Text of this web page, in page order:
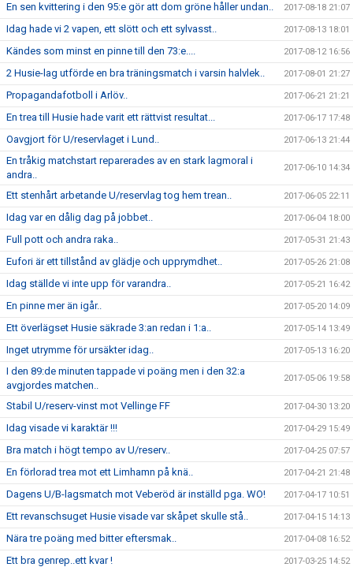
En sen kvittering i den 95:e gör att dom gröne håller undan.. 2017-08-18 21:07
Idag hade vi 2 vapen, ett slött och ett sylvasst.. 2017-08-13 18:01
Kändes som minst en pinne till den 73:e.... 2017-08-12 16:56
2 Husie-lag utförde en bra träningsmatch i varsin halvlek.. 2017-08-01 21:27
Propagandafotboll i Arlöv.. 2017-06-21 21:21
En trea till Husie hade varit ett rättvist resultat... 2017-06-17 17:48
Oavgjort för U/reservlaget i Lund.. 2017-06-13 21:44
En tråkig matchstart reparerades av en stark lagmoral i
andra..
2017-06-10 14:34
Ett stenhårt arbetande U/reservlag tog hem trean.. 2017-06-05 22:11
Idag var en dålig dag på jobbet.. 2017-06-04 18:00
Full pott och andra raka.. 2017-05-31 21:43
Eufori är ett tillstånd av glädje och upprymdhet.. 2017-05-26 21:08
Idag ställde vi inte upp för varandra.. 2017-05-21 16:42
En pinne mer än igår.. 2017-05-20 14:09
Ett överlägset Husie säkrade 3:an redan i 1:a.. 2017-05-14 13:49
Inget utrymme för ursäkter idag.. 2017-05-13 16:20
I den 89:de minuten tappade vi poäng men i den 32:a
avgjordes matchen..
2017-05-06 19:58
Stabil U/reserv-vinst mot Vellinge FF 2017-04-30 13:20
Idag visade vi karaktär !!! 2017-04-29 15:49
Bra match i högt tempo av U/reserv.. 2017-04-25 07:57
En förlorad trea mot ett Limhamn på knä.. 2017-04-21 21:48
Dagens U/B-lagsmatch mot Veberöd är inställd pga. WO! 2017-04-17 10:51
Ett revanschsuget Husie visade var skåpet skulle stå.. 2017-04-15 14:13
Nära tre poäng med bitter eftersmak.. 2017-04-08 16:52
Ett bra genrep..ett kvar ! 2017-03-25 14:52